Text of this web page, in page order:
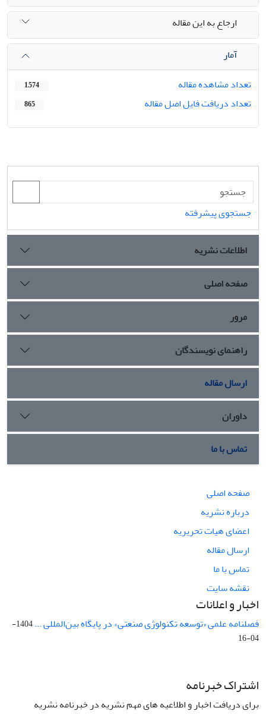
ارجاع به این مقاله
آمار
تعداد مشاهده مقاله
1,574
تعداد دریافت فایل اصل مقاله 865
جستجوی پیشرفته
اطلاعات نشریه
صفحه اصلی
مرور
راهنمای نویسندگان
ارسال مقاله
داوران
تماس با ما
صفحه اصلی
درباره نشریه
اعضای هیات تحریریه
ارسال مقاله
تماس با ما
نقشه سایت
اخبار و اعلانات
فصلنامه علمی «توسعه تکنولوژی صنعتی» در پایگاه بین‌المللی ...
1404-
04-16
اشتراک خبرنامه
برای دریافت اخبار و اطلاعیه های مهم نشریه در خبرنامه نشریه